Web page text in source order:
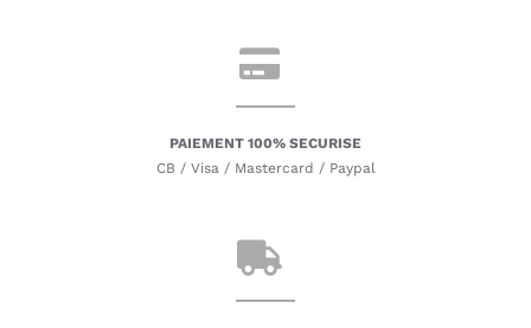
PAIEMENT 100% SECURISE
CB / Visa / Mastercard / Paypal